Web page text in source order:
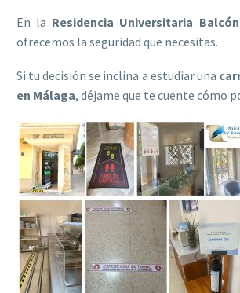
En la Residencia Universitaria
ofrecemos la seguridad que necesitas.
Si tu decisión se inclina a estudiar una
en Málaga, déjame que te cuente cómo